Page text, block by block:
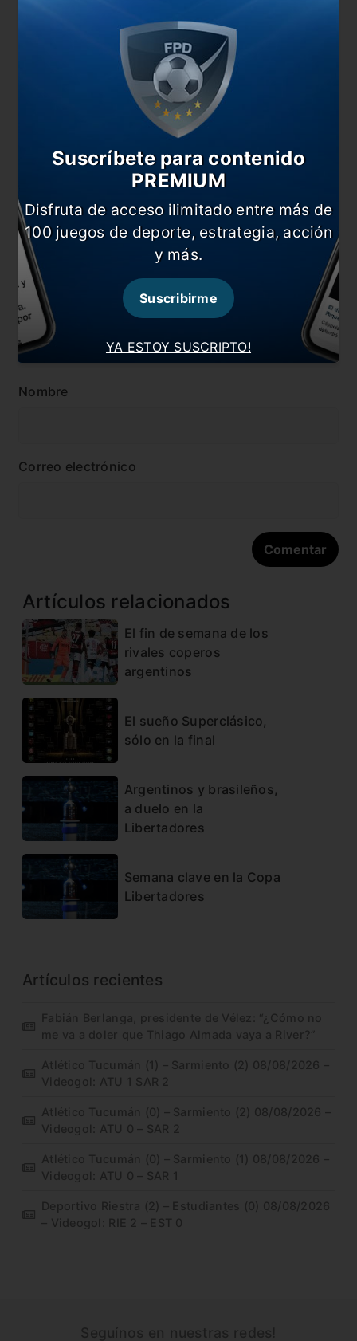
#Conmebol
#Copa Libertadores #Gremio
#Noticia
#Racing
#River
Comentarios
Dejá tu opinión acá!
Nombre
Correo electrónico
Artículos relacionados
El fin de semana de los
rivales coperos
argentinos
El sueño Superclásico,
sólo en la final
Argentinos y brasileños,
a duelo en la
Libertadores
Semana clave en la Copa
Libertadores
Artículos recientes
Fabián Berlanga, presidente de Vélez: “¿Cómo no
me va a doler que Thiago Almada vaya a River?”
Atlético Tucumán (1) – Sarmiento (2) 08/08/2026 –
Videogol: ATU 1 SAR 2
Atlético Tucumán (0) – Sarmiento (2) 08/08/2026 –
Videogol: ATU 0 – SAR 2
Atlético Tucumán (0) – Sarmiento (1) 08/08/2026 –
Videogol: ATU 0 – SAR 1
Deportivo Riestra (2) – Estudiantes (0) 08/08/2026
– Videogol: RIE 2 – EST 0
YA ESTOY SUSCRIPTO!
Suscríbete para contenido
PREMIUM
Disfruta de acceso ilimitado entre más de
100 juegos de deporte, estrategia, acción
y más.
Suscribirme